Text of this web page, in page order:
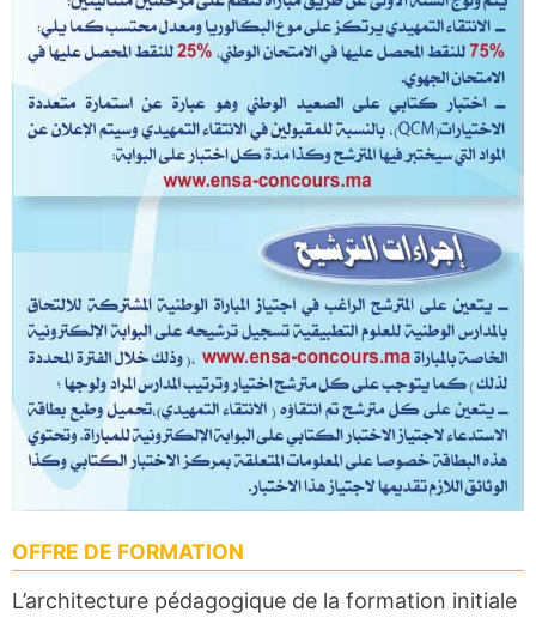
OFFRE DE FORMATION
L’architecture pédagogique de la formation initiale